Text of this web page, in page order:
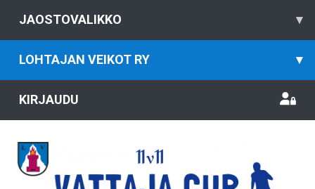
JAOSTOVALIKKO ▾
LOHTAJAN VEIKOT RY ▾
KIRJAUDU